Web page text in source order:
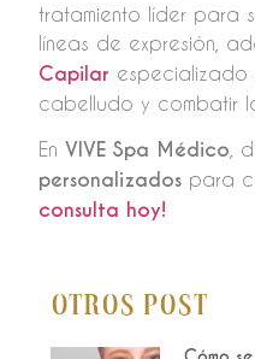
Otros Post
tratamiento líder para
líneas de expresión,
Capilar
cabelludo y combatir
En VIVE Spa Médico ,
personalizados para
consulta hoy!